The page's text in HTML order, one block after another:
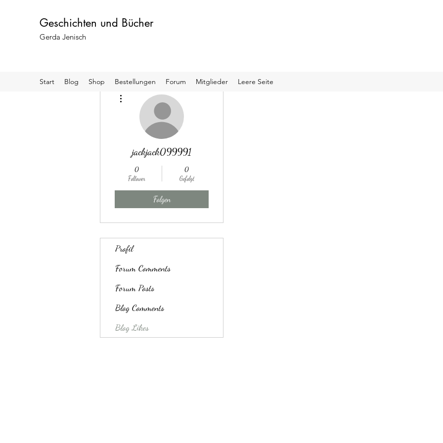
Geschichten und Bücher
Gerda Jenisch
Start Blog Shop Bestellungen Forum Mitglieder Leere Seite
jackjack099991
0
Follower
0
Gefolgt
Folgen
Profil
Forum Comments
Forum Posts
Blog Comments
Blog Likes